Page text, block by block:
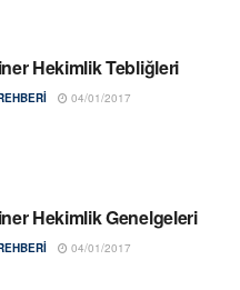
Hekimlik Tebliğleri
04/01/2017
Hekimlik Genelgeleri
04/01/2017